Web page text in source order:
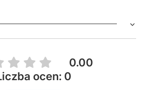
0.00
ocen: 0